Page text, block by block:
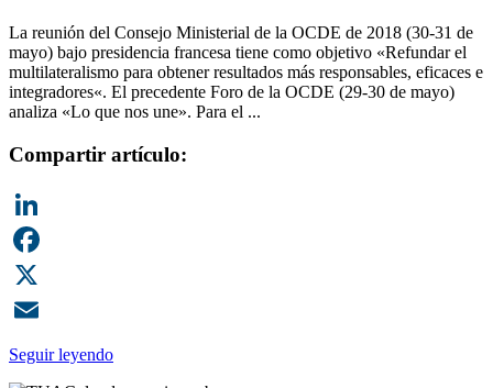
La reunión del Consejo Ministerial de la OCDE de 2018 (30-31 de
mayo) bajo presidencia francesa tiene como objetivo «Refundar el
multilateralismo para obtener resultados más responsables, eficaces e
integradores«. El precedente Foro de la OCDE (29-30 de mayo)
analiza «Lo que nos une». Para el ...
Compartir artículo:
LinkedIn
Facebook
X
Email
Seguir leyendo